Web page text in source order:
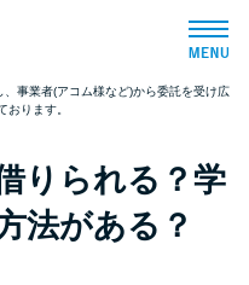
事業者(アコム様など)から委託を受け広
おります。
りられる？学
法がある？